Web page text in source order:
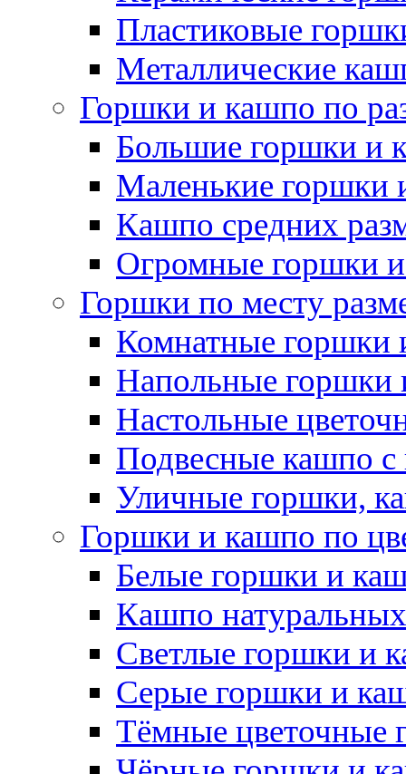
Пластиковые
Металлические
Горшки и кашпо по
Большие горшки и
Маленькие горшки
Кашпо средних
Огромные горшки
Горшки по месту
Комнатные горшки
Напольные горшки
Настольные
Подвесные кашпо с
Уличные горшки,
Горшки и кашпо по
Белые горшки и
Кашпо
Светлые горшки и
Серые горшки и
Тёмные цветочные